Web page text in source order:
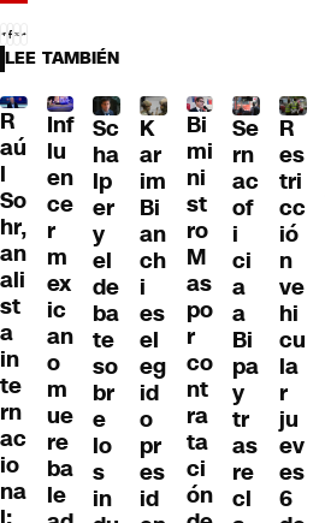
LEE TAMBIÉN
R
aú
l
So
hr,
an
ali
st
a
in
te
rn
ac
io
na
Inf
lu
en
ce
r
m
ex
ic
an
o
m
ue
re
ba
le
Sc
ha
lp
er
y
el
de
ba
te
so
br
e
lo
s
in
K
ar
im
Bi
an
ch
i
es
el
eg
id
o
pr
es
id
Bi
mi
ni
st
ro
M
as
po
r
co
nt
ra
ta
ci
ón
Se
rn
ac
of
i
ci
a
a
Bi
pa
y
tr
as
re
cl
R
es
tri
cc
ió
n
ve
hi
cu
la
r
ju
ev
es
6